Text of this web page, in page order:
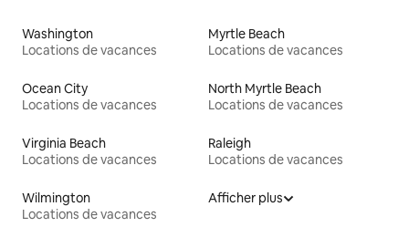
Washington
Locations de vacances
Myrtle Beach
Locations de vacances
Ocean City
Locations de vacances
North Myrtle Beach
Locations de vacances
Virginia Beach
Locations de vacances
Raleigh
Locations de vacances
Wilmington
Locations de vacances
Afficher plus